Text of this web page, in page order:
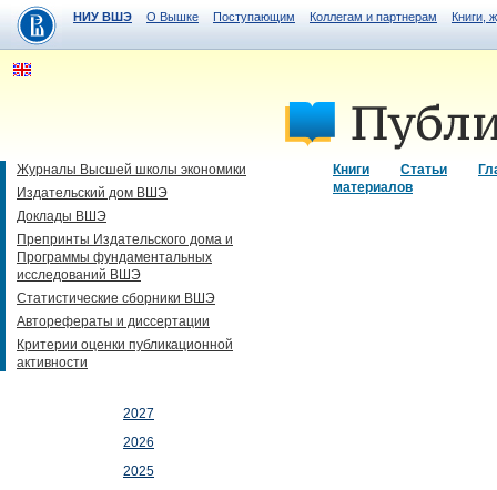
НИУ ВШЭ О Вышке Поступающим Коллегам и партнерам Книги,
Книги Статьи
материалов
Журналы Высшей школы экономики
Издательский дом ВШЭ
Доклады ВШЭ
Препринты Издательского дома и
Программы фундаментальных
исследований ВШЭ
Статистические сборники ВШЭ
Авторефераты и диссертации
Критерии оценки публикационной
активности
2027
2026
2025